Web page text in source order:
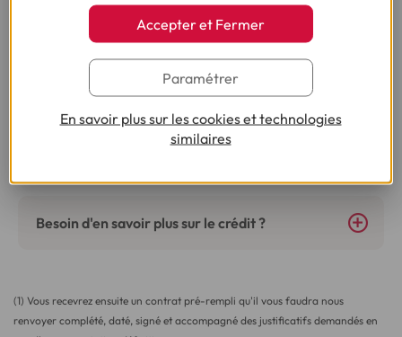
Vous nous avez posé la question, on vous
Besoin d’autres conseils sur le même thème ?
Besoin d'en savoir plus sur le crédit ?
(1) Vous recevrez ensuite un contrat pré-rempli qu'il vous faudra nous
renvoyer complété, daté, signé et accompagné des justificatifs demandés en
Accepter et Fermer
Paramétrer
En savoir plus sur les cookies et technologies
similaires